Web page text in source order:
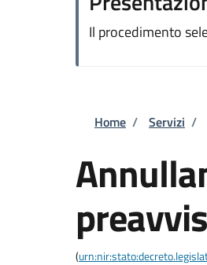
Il procedimento
Briciole
Home / Servizi /
(